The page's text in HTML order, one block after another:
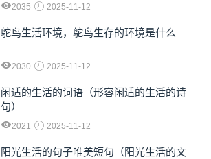
2035 2025-11-12
鸵鸟生活环境，鸵鸟生存的环境是什么
2030 2025-11-12
闲适的生活的词语（形容闲适的生活的诗
句）
2021 2025-11-12
阳光生活的句子唯美短句（阳光生活的文